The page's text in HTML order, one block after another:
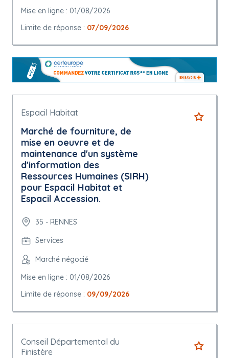
Mise en ligne : 01/08/2026
Limite de réponse : 07/09/2026
Espacil Habitat
Marché de fourniture, de
mise en oeuvre et de
maintenance d'un système
d'information des
Ressources Humaines (SIRH)
pour Espacil Habitat et
Espacil Accession.
35 - RENNES
Services
Marché négocié
Mise en ligne : 01/08/2026
Limite de réponse : 09/09/2026
Conseil Départemental du
Finistère